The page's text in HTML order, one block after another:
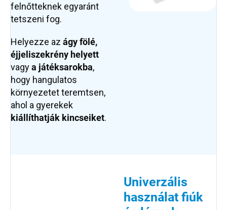
felnőtteknek egyaránt
tetszeni fog.
Helyezze az ágy fölé,
éjjeliszekrény helyett
vagya játéksarokba,
hogy hangulatos
környezetet teremtsen,
ahol a gyerekek
kiállíthatják kincseiket.
Univerzális
használat fiúk